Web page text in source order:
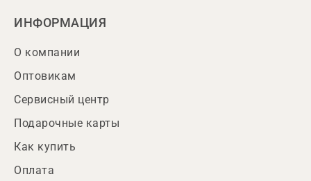
ИНФОРМАЦИЯ
О компании
Оптовикам
Сервисный центр
Подарочные карты
Как купить
Оплата